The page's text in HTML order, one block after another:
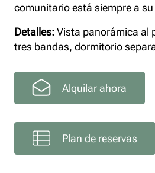
comunitario está siempre a
Detalles:Vista panorámica al
tres bandas, dormitorio
Alquilar ahora
Plan de reservas